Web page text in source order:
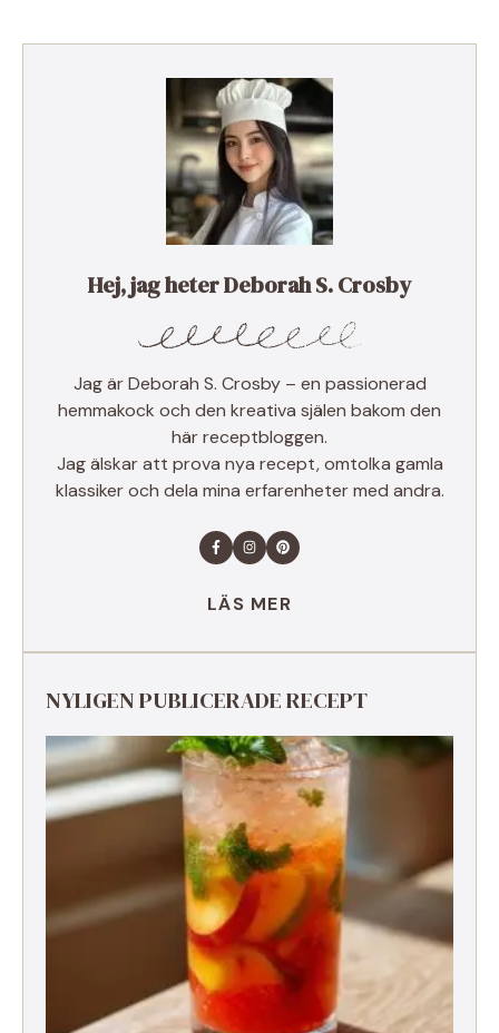
Hej, jag heter Deborah S. Crosby
Jag är Deborah S. Crosby – en passionerad
hemmakock och den kreativa själen bakom den
här receptbloggen.
Jag älskar att prova nya recept, omtolka gamla
klassiker och dela mina erfarenheter med andra.
LÄS MER
NYLIGEN PUBLICERADE RECEPT